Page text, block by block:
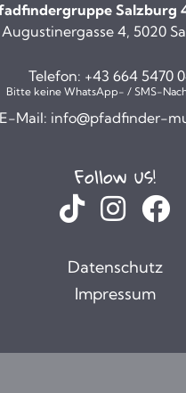
Salzburg
Augustinergasse 4, 5020
Telefon: +43 664 5470
Bitte keine WhatsApp- / SMS-
E-Mail: info@pfadfinder-
Follow us!
Datenschutz
Impressum